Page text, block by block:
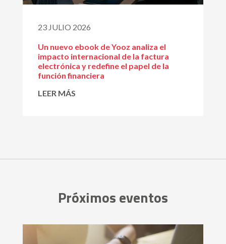
23 JULIO 2026
Un nuevo ebook de Yooz analiza el
impacto internacional de la factura
electrónica y redefine el papel de la
función financiera
LEER MÁS
Próximos eventos